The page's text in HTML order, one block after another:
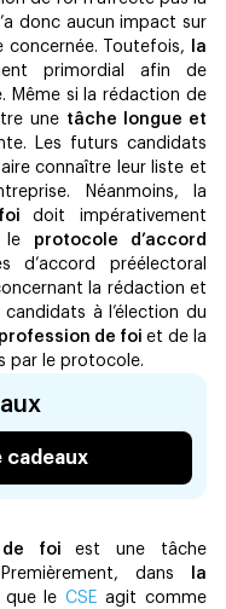
donc aucun impact sur
concernée. Toutefois,
la
primordial afin de
Même si la rédaction de
une tâche longue et
Les futurs candidats
connaître leur liste et
Néanmoins, la
foidoit impérativement
le protocole d’accord
d’accord préélectoral
la rédaction et
à l’élection du
profession de foi et de la
par le protocole.
cadeaux
de foiest une tâche
dans
la
que leCSEagit comme